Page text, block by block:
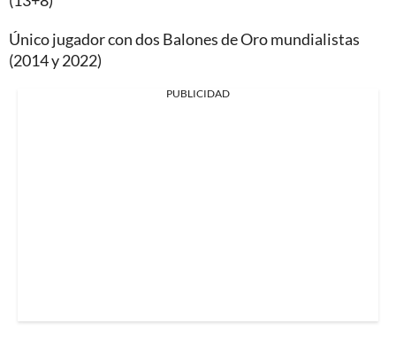
Único jugador con dos Balones de Oro mundialistas
(2014 y 2022)
PUBLICIDAD